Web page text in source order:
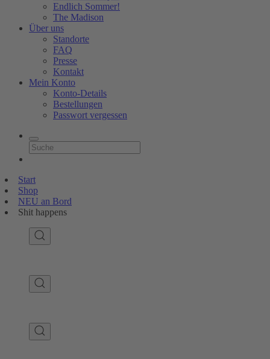
Endlich Sommer!
The Madison
Über uns
Standorte
FAQ
Presse
Kontakt
Mein Konto
Konto-Details
Bestellungen
Passwort vergessen
Start
Shop
NEU an Bord
Shit happens